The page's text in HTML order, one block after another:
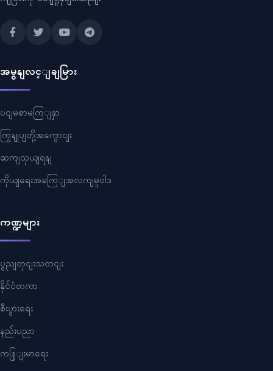
အမွနျလင့ျချမြား
ပငျမစာမကြျနှာ
ကြှနျုပျတို့အကွောငျး
ဆကျသှယျရနျ
ကိုယျရေးအခကြျအလကျမူဝါဒ
ကဏ္ဍများ
ပွညျတှငျးသတငျး
နိုင်ငံတကာ
စီးပွားရေး
နည်းပညာ
ကနြျးမာရေး